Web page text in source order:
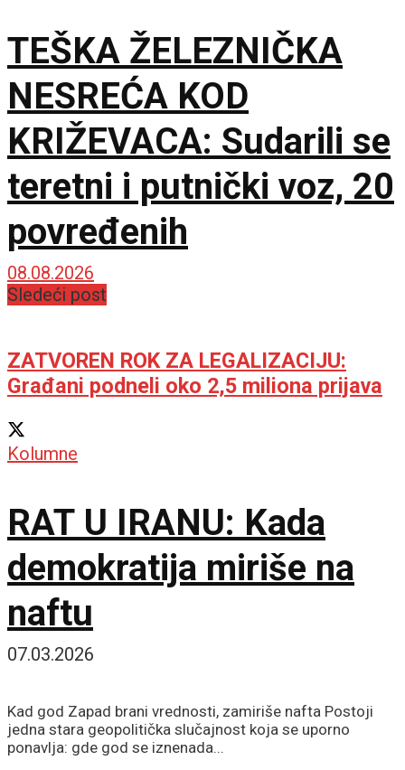
TEŠKA ŽELEZNIČKA
NESREĆA KOD
KRIŽEVACA: Sudarili se
teretni i putnički voz, 20
povređenih
08.08.2026
Sledeći post
ZATVOREN ROK ZA LEGALIZACIJU:
Građani podneli oko 2,5 miliona prijava
Kolumne
RAT U IRANU: Kada
demokratija miriše na
naftu
07.03.2026
Kad god Zapad brani vrednosti, zamiriše nafta Postoji
jedna stara geopolitička slučajnost koja se uporno
ponavlja: gde god se iznenada...